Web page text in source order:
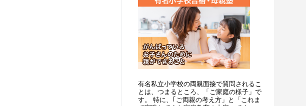
有名私立小学校の両親面接で質問されるこ
とは、つまるところ、「ご家庭の様子」で
す。 特に、｢ご両親の考え方」と「これま